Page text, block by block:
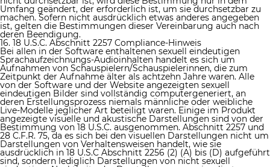
Umfang geändert, der erforderlich ist, um sie durchsetzbar zu
machen. Sofern nicht ausdrücklich etwas anderes angegeben
ist, gelten die Bestimmungen dieser Vereinbarung auch nach
deren Beendigung.
16. 18 U.S.C. Abschnitt 2257 Compliance-Hinweis
Bei allen in der Software enthaltenen sexuell eindeutigen
Sprachaufzeichnungs-Audioinhalten handelt es sich um
Aufnahmen von Schauspielern/Schauspielerinnen, die zum
Zeitpunkt der Aufnahme älter als achtzehn Jahre waren. Alle
von der Software und der Website angezeigten sexuell
eindeutigen Bilder sind vollständig computergeneriert, an
deren Erstellungsprozess niemals männliche oder weibliche
Live-Modelle jeglicher Art beteiligt waren. Einige im Produkt
angezeigte visuelle und akustische Darstellungen sind von der
Bestimmung von 18 U.S.C. ausgenommen. Abschnitt 2257 und
28 C.F.R. 75, da es sich bei den visuellen Darstellungen nicht um
Darstellungen von Verhaltensweisen handelt, wie sie
ausdrücklich in 18 U.S.C Abschnitt 2256 (2) (A) bis (D) aufgeführt
sind, sondern lediglich Darstellungen von nicht sexuell